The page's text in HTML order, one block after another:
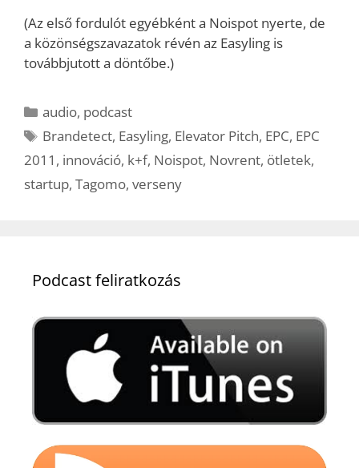
(Az első fordulót egyébként a Noispot nyerte, de
a közönségszavazatok révén az Easyling is
továbbjutott a döntőbe.)
Kategória
audio, podcast
Címkék
Brandetect, Easyling, Elevator Pitch, EPC, EPC
2011 , innováció, k+f, Noispot, Novrent, ötletek,
startup, Tagomo, verseny
Podcast feliratkozás